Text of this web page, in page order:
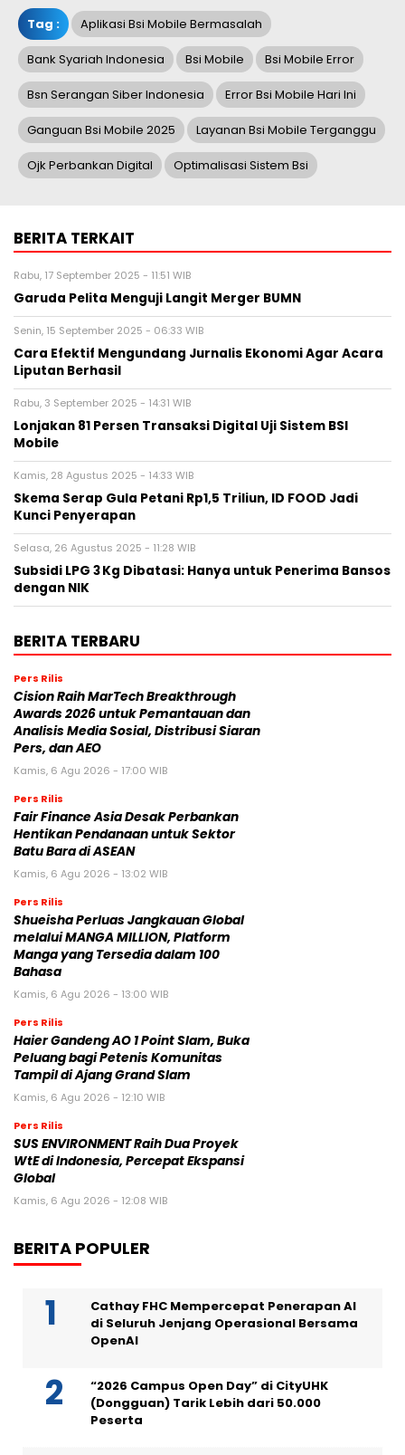
Tag : Aplikasi Bsi Mobile Bermasalah
Bank Syariah Indonesia Bsi Mobile Bsi Mobile Error
Bsn Serangan Siber Indonesia Error Bsi Mobile Hari Ini
Ganguan Bsi Mobile 2025 Layanan Bsi Mobile Terganggu
Ojk Perbankan Digital Optimalisasi Sistem Bsi
BERITA TERKAIT
Rabu, 17 September 2025 - 11:51 WIB
Garuda Pelita Menguji Langit Merger BUMN
Senin, 15 September 2025 - 06:33 WIB
Cara Efektif Mengundang Jurnalis Ekonomi Agar Acara
Liputan Berhasil
Rabu, 3 September 2025 - 14:31 WIB
Lonjakan 81 Persen Transaksi Digital Uji Sistem BSI
Mobile
Kamis, 28 Agustus 2025 - 14:33 WIB
Skema Serap Gula Petani Rp1,5 Triliun, ID FOOD Jadi
Kunci Penyerapan
Selasa, 26 Agustus 2025 - 11:28 WIB
Subsidi LPG 3 Kg Dibatasi: Hanya untuk Penerima Bansos
dengan NIK
BERITA TERBARU
Pers Rilis
Cision Raih MarTech Breakthrough
Awards 2026 untuk Pemantauan dan
Analisis Media Sosial, Distribusi Siaran
Pers, dan AEO
Kamis, 6 Agu 2026 - 17:00 WIB
Pers Rilis
Fair Finance Asia Desak Perbankan
Hentikan Pendanaan untuk Sektor
Batu Bara di ASEAN
Kamis, 6 Agu 2026 - 13:02 WIB
Pers Rilis
Shueisha Perluas Jangkauan Global
melalui MANGA MILLION, Platform
Manga yang Tersedia dalam 100
Bahasa
Kamis, 6 Agu 2026 - 13:00 WIB
Pers Rilis
Haier Gandeng AO 1 Point Slam, Buka
Peluang bagi Petenis Komunitas
Tampil di Ajang Grand Slam
Kamis, 6 Agu 2026 - 12:10 WIB
Pers Rilis
SUS ENVIRONMENT Raih Dua Proyek
WtE di Indonesia, Percepat Ekspansi
Global
Kamis, 6 Agu 2026 - 12:08 WIB
BERITA POPULER
Cathay FHC Mempercepat Penerapan AI
di Seluruh Jenjang Operasional Bersama
OpenAI
“2026 Campus Open Day” di CityUHK
(Dongguan) Tarik Lebih dari 50.000
Peserta